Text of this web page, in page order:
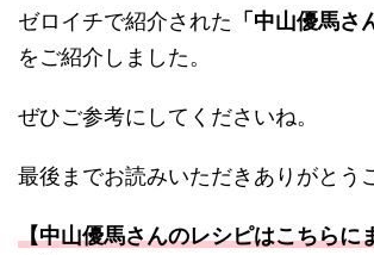
ゼロイチで紹介された 「中山優馬さ
をご紹介しました。
ぜひご参考にしてくださいね。
最後までお読みいただきありがとう
【中山優馬さんのレシピはこちらに